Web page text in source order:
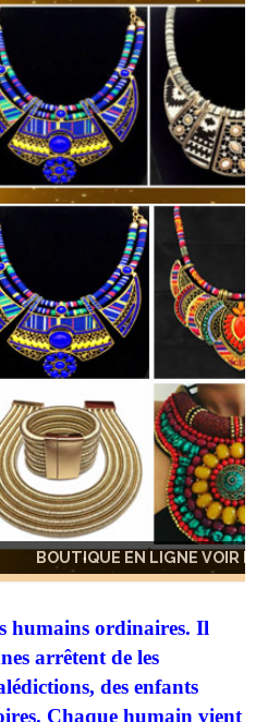
BOUTIQUE EN LIGNE VOIR
BOUTIQUE EN LIGNE VOIR
BOUTIQUE EN LIGNE VOIR
humains ordinaires. Il
arrêtent de les
des enfants
Chaque humain vient